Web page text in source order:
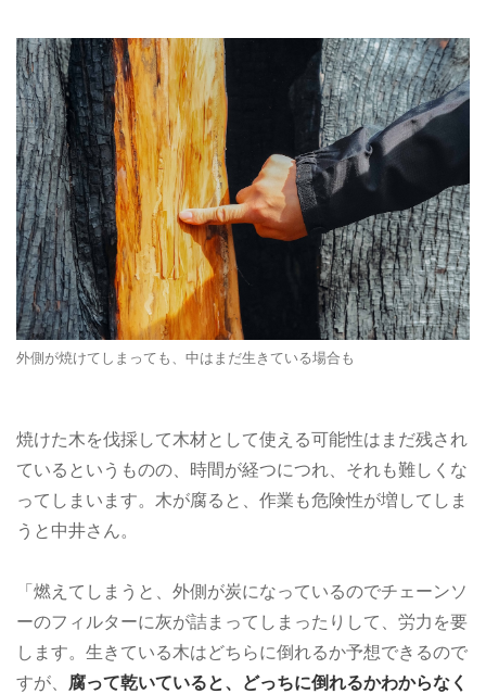
外側が焼けてしまっても、中はまだ生きている場合も
焼けた木を伐採して木材として使える可能性はまだ残され
ているというものの、時間が経つにつれ、それも難しくな
ってしまいます。木が腐ると、作業も危険性が増してしま
うと中井さん。
「燃えてしまうと、外側が炭になっているのでチェーンソ
ーのフィルターに灰が詰まってしまったりして、労力を要
します。生きている木はどちらに倒れるか予想できるので
すが、 腐って乾いていると、どっちに倒れるかわからなく